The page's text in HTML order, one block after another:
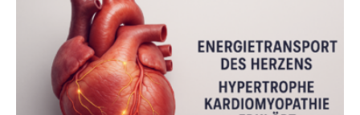
aus Gewebe von Patientinnen und Patienten –
sogenannte Organoide – genutzt werden können, um
vorab zu prüfen, welche Medikamente am besten
wirken. Dabei wurde ein Eiweiß identifiziert, das künftig
als Biomarker für die Wahl der passenden Therapie
dienen könnte. Darmkrebs zählt weltweit zu den